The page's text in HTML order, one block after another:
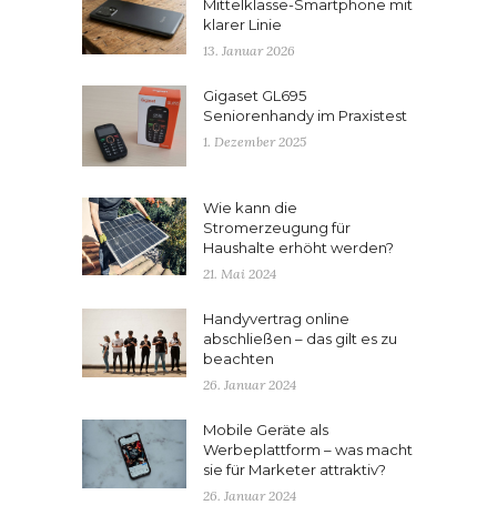
Mittelklasse-Smartphone mit
klarer Linie
13. Januar 2026
Gigaset GL695
Seniorenhandy im Praxistest
1. Dezember 2025
Wie kann die
Stromerzeugung für
Haushalte erhöht werden?
21. Mai 2024
Handyvertrag online
abschließen – das gilt es zu
beachten
26. Januar 2024
Mobile Geräte als
Werbeplattform – was macht
sie für Marketer attraktiv?
26. Januar 2024